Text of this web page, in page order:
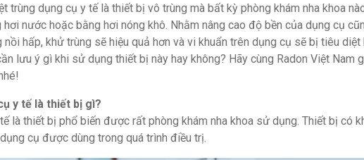
trùng dụng cụ y tế là thiết bị vô trùng mà bất kỳ phòng khám nha khoa
nước hoặc bằng hơi nóng khô. Nhằm nâng cao độ bền của dụng cụ
nồi hấp, khử trùng sẽ hiệu quả hơn và vi khuẩn trên dụng cụ sẽ bị tiêu
lưu ý gì khi sử dụng thiết bị này hay không? Hãy cùng Radon Việt Nam
y tế là thiết bị gì?
là thiết bị phổ biến được rất phòng khám nha khoa sử dụng. Thiết bị có
cụ được dùng trong quá trình điều trị.